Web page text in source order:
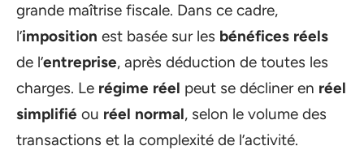
grande maîtrise fiscale. Dans ce cadre,
l’imposition est basée sur les bénéfices réels
de l’entreprise, après déduction de toutes les
charges. Le régime réel peut se décliner en réel
simplifié ou réel normal, selon le volume des
transactions et la complexité de l’activité.